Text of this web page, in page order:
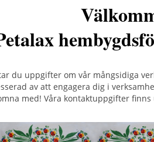
du uppgifter om vår mångsidiga
av att engagera dig i
med! Våra kontaktuppgifter